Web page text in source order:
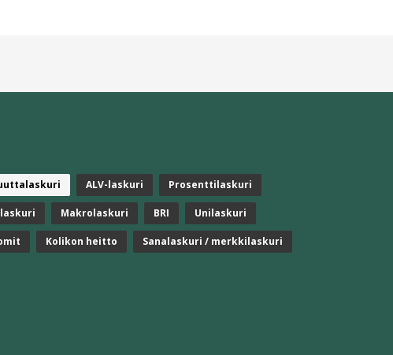
ALV-laskuri Prosenttilaskuri
laskuri Makrolaskuri BRI Unilaskuri
Kolikon heitto Sanalaskuri / merkkilaskuri